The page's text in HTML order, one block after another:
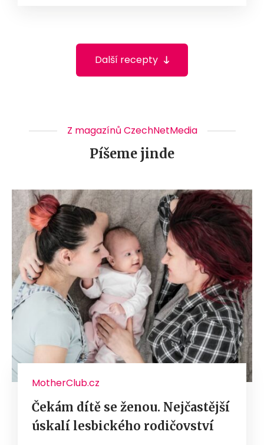
Další recepty
Z magazínů CzechNetMedia
Píšeme jinde
MotherClub.cz
Čekám dítě se ženou. Nejčastější
úskalí lesbického rodičovství